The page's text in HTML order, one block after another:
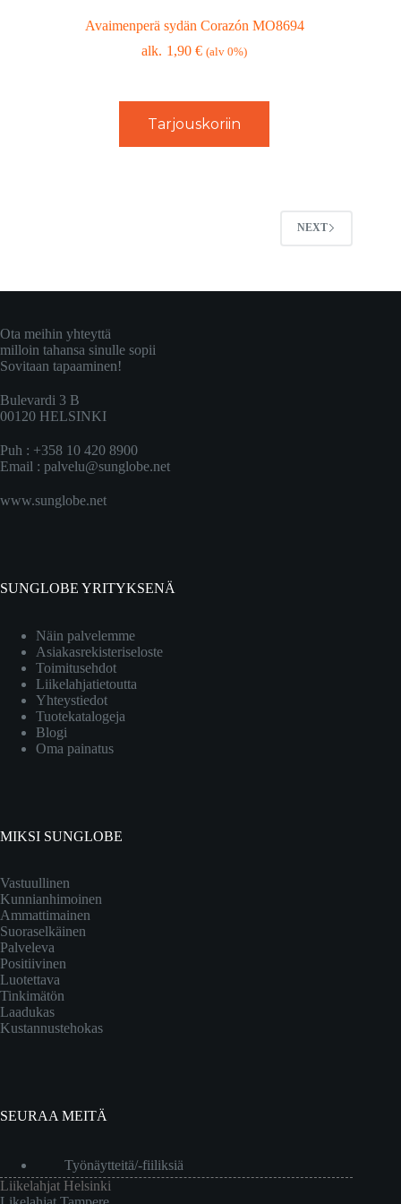
Avaimenperä sydän Corazón MO8694
1,90€ (alv 0%)
Tarjouskoriin
NEXT
Ota meihin yhteyttä
milloin tahansa sinulle sopii
Sovitaan tapaaminen!
Bulevardi 3 B
00120 HELSINKI
Puh : +358 10 420 8900
Email : palvelu@sunglobe.net
www.sunglobe.net
SUNGLOBE YRITYKSENÄ
Näin palvelemme
Asiakasrekisteriseloste
Toimitusehdot
Liikelahjatietoutta
Yhteystiedot
Tuotekatalogeja
Blogi
Oma painatus
MIKSI SUNGLOBE
Vastuullinen
Kunnianhimoinen
Ammattimainen
Suoraselkäinen
Palveleva
Positiivinen
Luotettava
Tinkimätön
Laadukas
Kustannustehokas
SEURAA MEITÄ
Työnäytteitä/-fiiliksiä
Liikelahjat Helsinki